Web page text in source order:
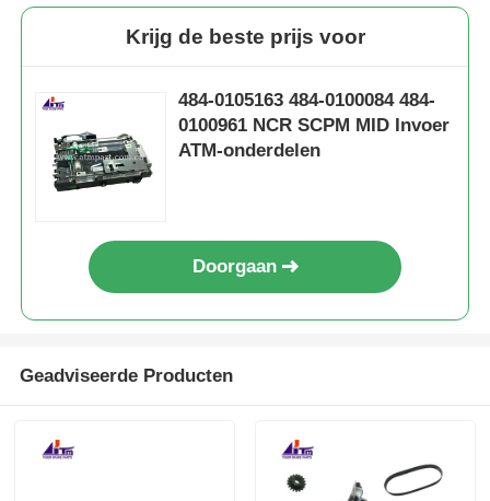
Krijg de beste prijs voor
484-0105163 484-0100084 484-
0100961 NCR SCPM MID Invoer
ATM-onderdelen
Doorgaan
Geadviseerde Producten